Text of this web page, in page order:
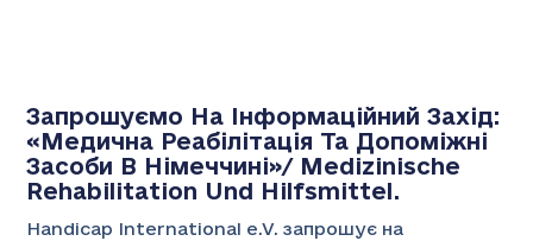
Запрошуємо На Інформаційний Захід:
«Медична Реабілітація Та Допоміжні
Засоби В Німеччині»/ Medizinische
Rehabilitation Und Hilfsmittel.
Handicap International e.V. запрошує на